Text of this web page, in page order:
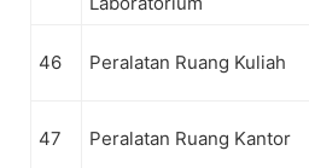
46 Peralatan Ruang Kuliah
47 Peralatan Ruang Kantor